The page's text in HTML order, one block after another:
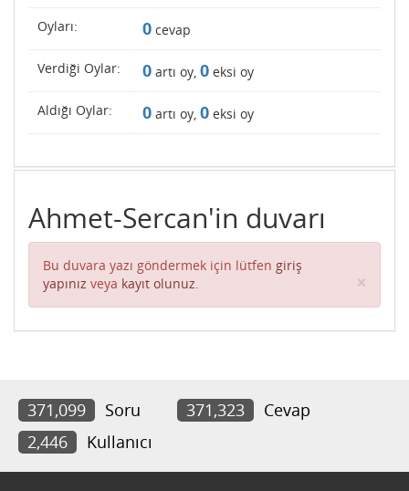
Oyları: 0 cevap
Verdiği Oylar: 0 artı oy, 0 eksi oy
Aldığı Oylar: 0 artı oy, 0 eksi oy
Ahmet-Sercan'in duvarı
Bu duvara yazı göndermek için lütfen giriş
yapınız veya kayıt olunuz. ×
371,099 Soru 371,323
Cevap
2,446
Kullanıcı